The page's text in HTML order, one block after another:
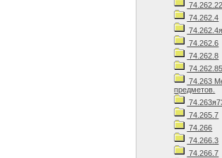
74.262.22
74.262.4
74.262.6
74.262.8
74.262.85
74.263
предметов.
74.265.7
74.266
74.266.3
74.266.7